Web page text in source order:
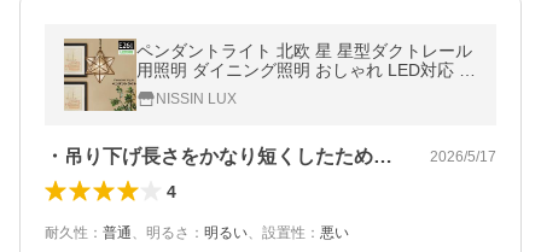
ペンダントライト 北欧 星 星型ダクトレール
用照明 ダイニング照明 おしゃれ LED対応 食
卓 キッチン リビング 子供部屋 トイレ 玄関
レトロ 天井照明
NISSIN LUX
・吊り下げ長さをかなり短くしたため、電… 2026/5/17
4
耐久性 ： 普通、 明るさ ： 明るい、 設置性 ： 悪い